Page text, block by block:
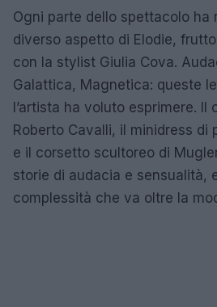
Ogni parte dello spettacolo ha
diverso aspetto di Elodie,
con la stylist Giulia Cova.
Galattica, Magnetica: queste
l’artista ha voluto esprimere. Il
Roberto Cavalli, il minidress di
e il corsetto scultoreo di
storie di audacia e sensualità,
complessità che va oltre la